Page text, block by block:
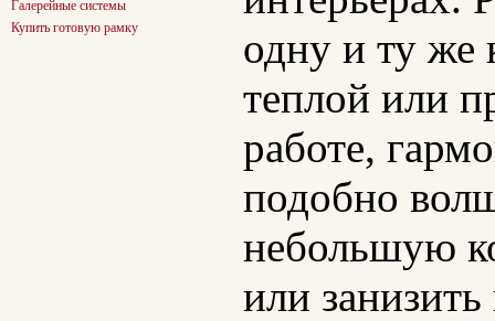
Галерейные системы
Купить готовую рамку
одну и ту же
теплой или
работе,
подобно
небольшую
или